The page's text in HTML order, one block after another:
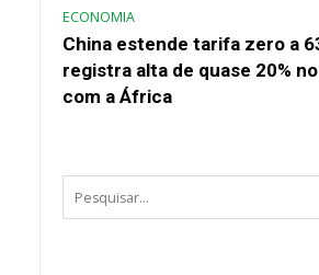
ECONOMIA
China estende tarifa zero a
registra alta de quase 20%
com a África